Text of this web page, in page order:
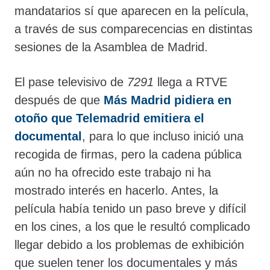
mandatarios sí que aparecen en la película,
a través de sus comparecencias en distintas
sesiones de la Asamblea de Madrid.
El pase televisivo de 7291
llega a RTVE
después de que Más Madrid pidiera en
otoño que Telemadrid emitiera el
documental , para lo que incluso inició una
recogida de firmas, pero la cadena pública
aún no ha ofrecido este trabajo ni ha
mostrado interés en hacerlo. Antes, la
película había tenido un paso breve y difícil
en los cines, a los que le resultó complicado
llegar debido a los problemas de exhibición
que suelen tener los documentales y más